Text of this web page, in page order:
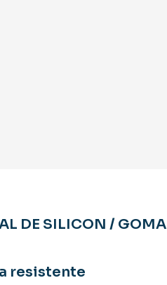
DE SILICON / GOMA
resistente